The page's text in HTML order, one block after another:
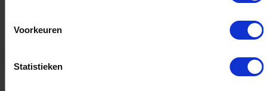
Voorkeuren
Statistieken
Langestraat 22